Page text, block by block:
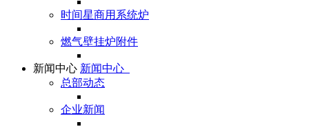
时间星商用系统炉
燃气壁挂炉附件
新闻中心 新闻中心
总部动态
企业新闻